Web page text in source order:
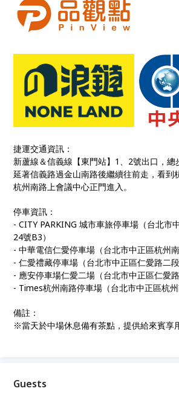
捷運交通資訊：
新蘆線＆信義線【東門站】1、2號出口，總
延著信義路過金山南路後繼續往前走，看到
杭州南路上會議中心正門進入。
停車資訊：
- CITY PARKING 城市車旅停車場（台北市
24號B3）
- 中華電信仁愛停車場（台北市中正區杭州
- 仁愛禮藏停車場（台北市中正區仁愛路二段
- 應安停車場仁愛二場（台北市中正區仁愛路
- Times杭州南路停車場（台北市中正區杭州
備註：
※當天於中場休息備有茶點，提供給來賓享
Guests